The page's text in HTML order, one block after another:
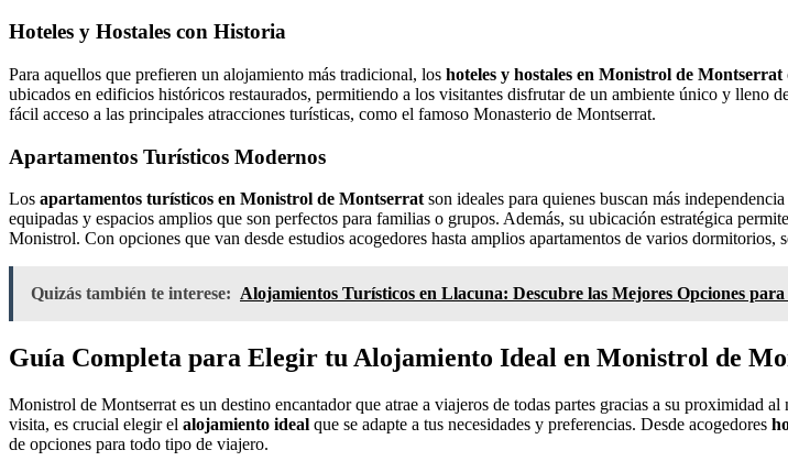
Hoteles y Hostales con Historia
Para aquellos que prefieren un alojamiento más tradicional, los hoteles y hostales en Monistrol de Montserrat
ubicados en edificios históricos restaurados, permitiendo a los visitantes disfrutar de un ambiente único y
fácil acceso a las principales atracciones turísticas, como el famoso Monasterio de Montserrat.
Apartamentos Turísticos Modernos
Los apartamentos turísticos en Monistrol de Montserrat son ideales para quienes buscan más
equipadas y espacios amplios que son perfectos para familias o grupos. Además, su ubicación estratégica
Monistrol. Con opciones que van desde estudios acogedores hasta amplios apartamentos de varios dormitorios,
Quizás también te interese: Alojamientos Turísticos en Llacuna: Descubre las Mejores Opciones
Guía Completa para Elegir tu Alojamiento Ideal en Monistrol de
Monistrol de Montserrat es un destino encantador que atrae a viajeros de todas partes gracias a su proximidad
visita, es crucial elegir el alojamiento ideal que se adapte a tus necesidades y preferencias. Desde acogedores
de opciones para todo tipo de viajero.